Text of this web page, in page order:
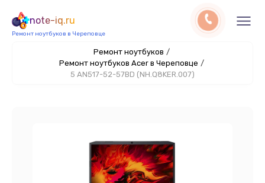
note-iq.ru
Ремонт ноутбуков в Череповце
Ремонт ноутбуков /
Ремонт ноутбуков Acer в Череповце /
5 AN517-52-57BD (NH.Q8KER.007)